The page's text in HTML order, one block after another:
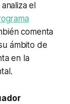
analiza el
comenta
ámbito de
en la